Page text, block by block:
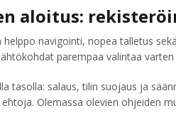
aloitus:
navigointi, nopea talletus
parempaa valintaa
tasolla: salaus, tilin suojaus ja
Olemassa olevien ohjeiden